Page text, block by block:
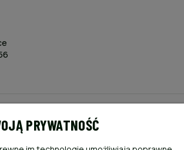
PRYWATNOŚĆ